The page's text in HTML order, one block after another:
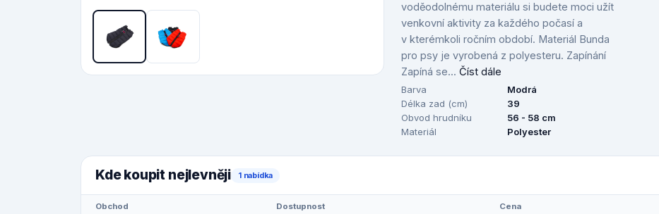
voděodolnému materiálu si budete moci užít
venkovní aktivity za každého počasí a
v kterémkoli ročním období. Materiál Bunda
pro psy je vyrobená z polyesteru. Zapínání
Zapíná se... Číst dále
Barva
Modrá
Délka zad (cm)
39
Obvod hrudníku
56 - 58 cm
Materiál
Polyester
Kde koupit nejlevněji 1 nabídka
Obchod Dostupnost Cena